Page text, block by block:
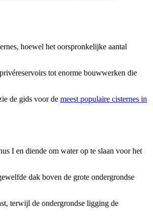
hoewel het oorspronkelijke aantal
tot enorme bouwwerken die
de gids voor de meest populaire cisternes in
I en diende om water op te slaan voor het
dak boven de grote ondergrondse
terwijl de ondergrondse ligging de